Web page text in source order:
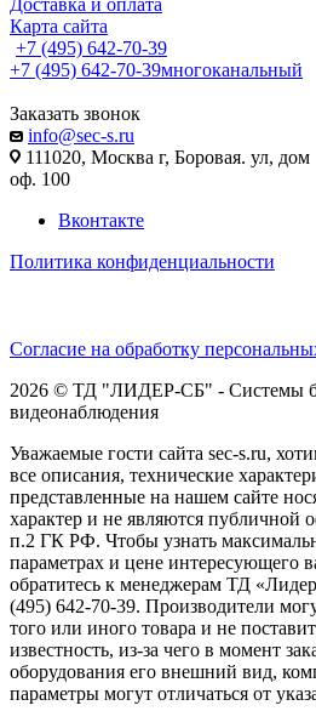
Карта сайта
+7 (495) 642-70-39
+7 (495) 642-70-39многоканальный
Заказать звонок
info@sec-s.ru
111020, Москва г, Боровая. ул,
оф. 100
Вконтакте
Политика конфиденциальности
Согласие на обработку
2026 © ТД "ЛИДЕР-СБ" - Системы
видеонаблюдения
Уважаемые гости сайта sec-s.ru,
все описания, технические
представленные на нашем сайте
характер и не являются публичной
п.2 ГК РФ. Чтобы узнать
параметрах и цене интересующего
обратитесь к менеджерам ТД
(495) 642-70-39. Производители
того или иного товара и не
известность, из-за чего в момент
оборудования его внешний вид,
параметры могут отличаться от